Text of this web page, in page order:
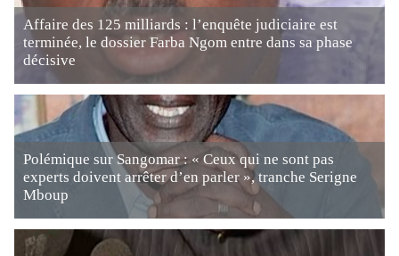
Affaire des 125 milliards : l’enquête judiciaire est
terminée, le dossier Farba Ngom entre dans sa phase
décisive
Polémique sur Sangomar : « Ceux qui ne sont pas
experts doivent arrêter d’en parler », tranche Serigne
Mboup